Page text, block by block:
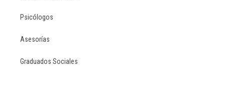
Psicólogos
Asesorías
Graduados Sociales